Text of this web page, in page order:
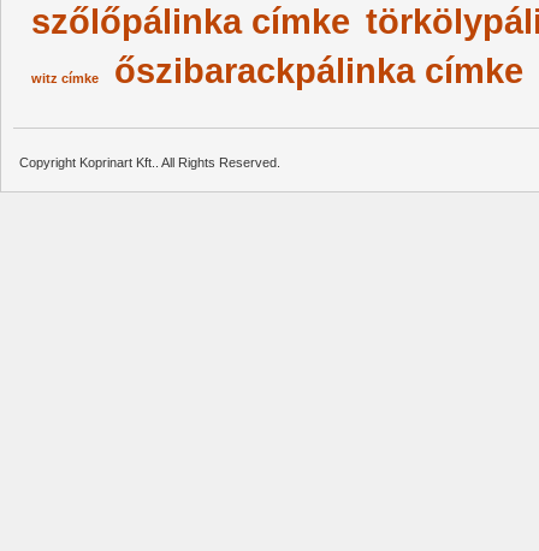
szőlőpálinka címke
witz címke őszibarackpálinka címke
Copyright Koprinart Kft.. All Rights Reserved.